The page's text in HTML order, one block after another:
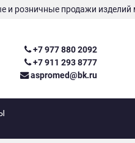
и розничные продажи изделий
+7 977 880 2092
+7 911 293 8777
aspromed@bk.ru